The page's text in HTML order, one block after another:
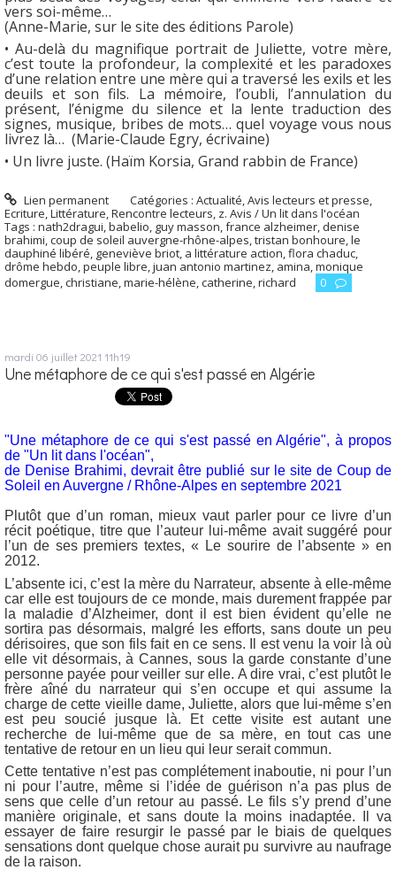
vers soi-même…
(Anne-Marie, sur le site des éditions Parole)
• Au-delà du magnifique portrait de Juliette, votre mère,
c’est toute la profondeur, la complexité et les paradoxes
d’une relation entre une mère qui a traversé les exils et les
deuils et son fils. La mémoire, l’oubli, l’annulation du
présent, l’énigme du silence et la lente traduction des
signes, musique, bribes de mots… quel voyage vous nous
livrez là… (Marie-Claude Egry, écrivaine)
• Un livre juste. (Haïm Korsia, Grand rabbin de France)
Lien permanent Catégories :Actualité,Avis lecteurs et presse,
Ecriture,Littérature,Rencontre lecteurs, z. Avis / Un lit dans l'océan
Tags : nath2dragui,babelio, guy masson,france alzheimer, denise
brahimi,coup de soleil auvergne-rhône-alpes,tristan bonhoure,le
dauphiné libéré, geneviève briot, a littérature action,flora chaduc,
drôme hebdo,peuple libre,juan antonio martinez, amina,monique
domergue,christiane,marie-hélène,catherine,richard 0
mardi 06 juillet 2021 11h19
Une métaphore de ce qui s'est passé en Algérie
"Une métaphore de ce qui s'est passé en Algérie", à propos
de "Un lit dans l'océan",
de Denise Brahimi, devrait être publié sur le site de Coup de
Soleil en Auvergne / Rhône-Alpes en septembre 2021
Plutôt que d’un roman, mieux vaut parler pour ce livre d’un
récit poétique, titre que l’auteur lui-même avait suggéré pour
l’un de ses premiers textes, « Le sourire de l’absente » en
2012.
L’absente ici, c’est la mère du Narrateur, absente à elle-même
car elle est toujours de ce monde, mais durement frappée par
la maladie d’Alzheimer, dont il est bien évident qu’elle ne
sortira pas désormais, malgré les efforts, sans doute un peu
dérisoires, que son fils fait en ce sens. Il est venu la voir là où
elle vit désormais, à Cannes, sous la garde constante d’une
personne payée pour veiller sur elle. A dire vrai, c’est plutôt le
frère aîné du narrateur qui s’en occupe et qui assume la
charge de cette vieille dame, Juliette, alors que lui-même s’en
est peu soucié jusque là. Et cette visite est autant une
recherche de lui-même que de sa mère, en tout cas une
tentative de retour en un lieu qui leur serait commun.
Cette tentative n’est pas complétement inaboutie, ni pour l’un
ni pour l’autre, même si l’idée de guérison n’a pas plus de
sens que celle d’un retour au passé. Le fils s’y prend d’une
manière originale, et sans doute la moins inadaptée. Il va
essayer de faire resurgir le passé par le biais de quelques
sensations dont quelque chose aurait pu survivre au naufrage
de la raison.